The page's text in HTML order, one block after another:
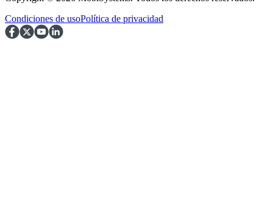
Condiciones de usoPolítica de privacidad